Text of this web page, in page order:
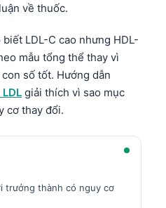
về thuốc.
LDL-C cao nhưng HDL-
mẫu tổng thể thay vì
số tốt. Hướng dẫn
giải thích vì sao mục
cơ thay đổi.
trưởng thành có nguy cơ